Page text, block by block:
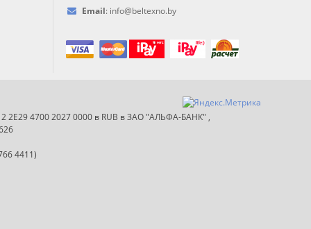
Email: info@beltexno.by
2E29 4700 2027 0000 в RUB в ЗАО "АЛЬФА-БАНК" ,
4411)